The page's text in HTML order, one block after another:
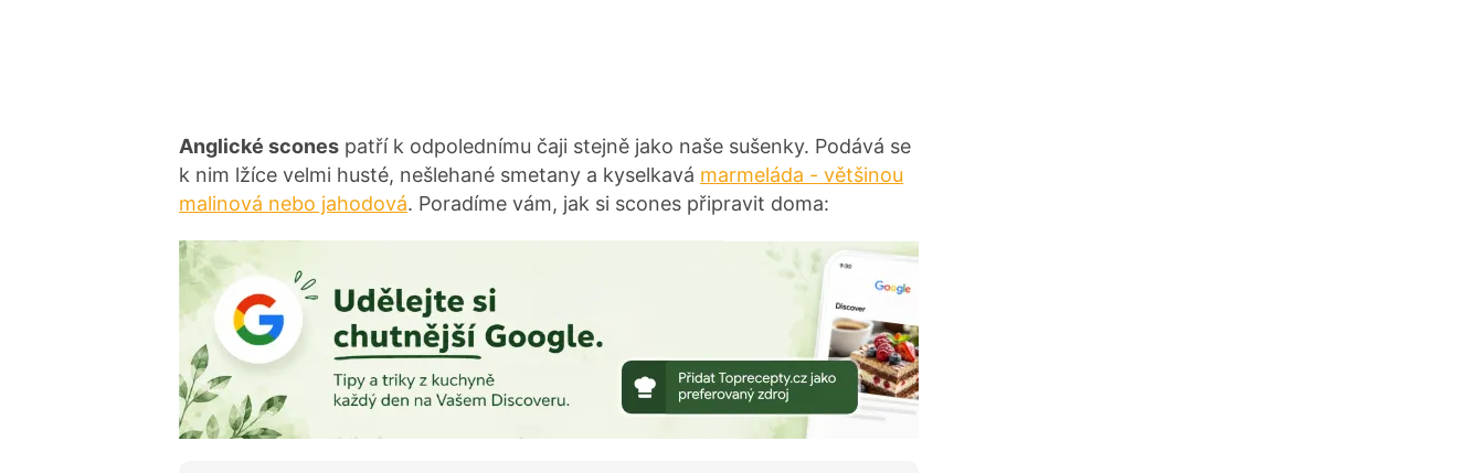
Anglické scones patří k odpolednímu čaji stejně jako naše sušenky. Podává se
k nim lžíce velmi husté, nešlehané smetany a kyselkavá marmeláda - většinou
malinová nebo jahodová. Poradíme vám, jak si scones připravit doma: